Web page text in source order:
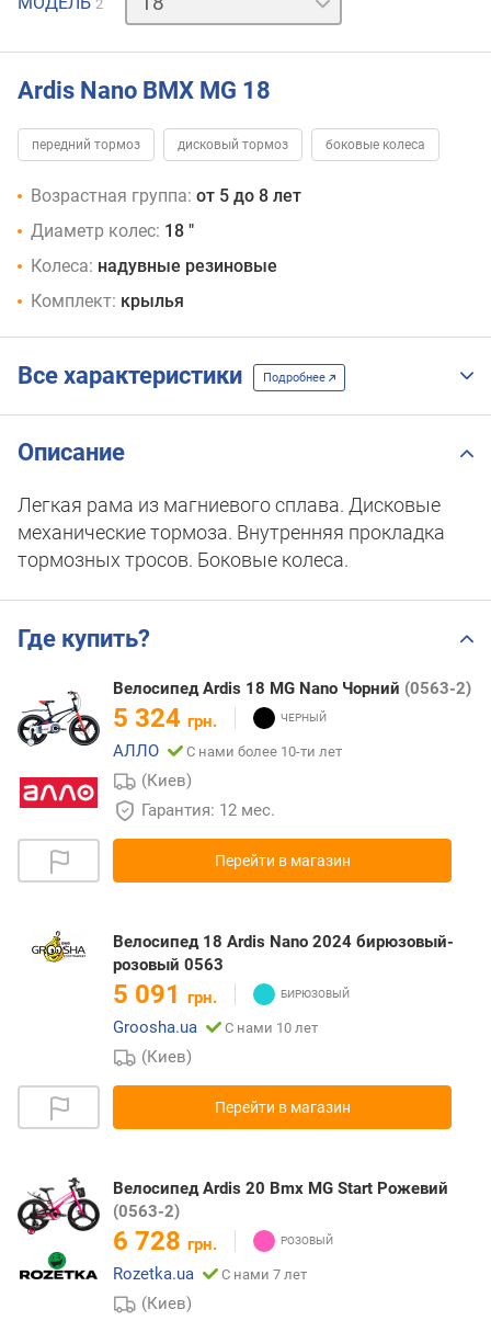
2
Ardis Nano BMX MG 18
передний тормоз дисковый тормоз боковые колеса
Возрастная группа: от 5 до 8 лет
Диаметр колес: 18 "
Колеса: надувные резиновые
Комплект: крылья
Все характеристики Подробнее
Описание
Легкая рама из магниевого сплава. Дисковые
механические тормоза. Внутренняя прокладка
тормозных тросов. Боковые колеса.
Где купить?
Велосипед Ardis 18 MG Nano Чорний (0563-2)
5 324 грн.
АЛЛО
С нами более 10-ти лет
(Киев)
Гарантия: 12 мес.
Перейти в магазин
Велосипед 18 Ardis Nano 2024 бирюзовый-
розовый 0563
5 091 грн.
Groosha.ua
С нами 10 лет
(Киев)
Перейти в магазин
Велосипед Ardis 20 Bmx MG Start Рожевий
(0563-2)
6 728 грн.
Rozetka.ua
С нами 7 лет
(Киев)